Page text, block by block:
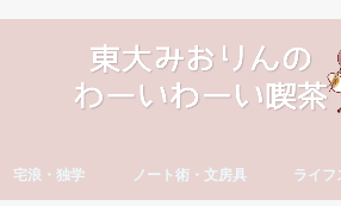
宅浪・独学 ノート術・文房具 ライフ